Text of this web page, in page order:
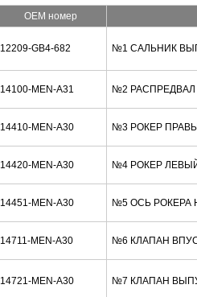
OEM номер
12209-GB4-682 №1 САЛЬНИК
14100-MEN-A31 №2 РАСПРЕДВАЛ
14410-MEN-A30 №3 РОКЕР
14420-MEN-A30 №4 РОКЕР ЛЕВЫЙ
14451-MEN-A30 №5 ОСЬ РОКЕРА
14711-MEN-A30 №6 КЛАПАН
14721-MEN-A30 №7 КЛАПАН